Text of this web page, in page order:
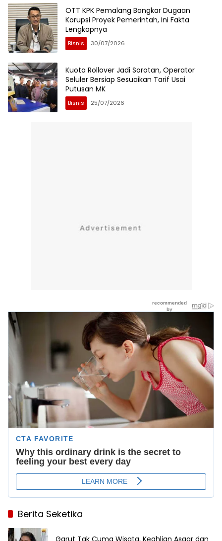
OTT KPK Pemalang Bongkar Dugaan
Korupsi Proyek Pemerintah, Ini Fakta
Lengkapnya
Bisnis 30/07/2026
Kuota Rollover Jadi Sorotan, Operator
Seluler Bersiap Sesuaikan Tarif Usai
Putusan MK
Bisnis 25/07/2026
Berita Seketika